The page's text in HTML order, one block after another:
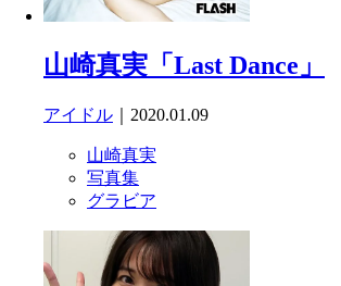
山崎真実「Last Dance」
アイドル ｜2020.01.09
山崎真実
写真集
グラビア